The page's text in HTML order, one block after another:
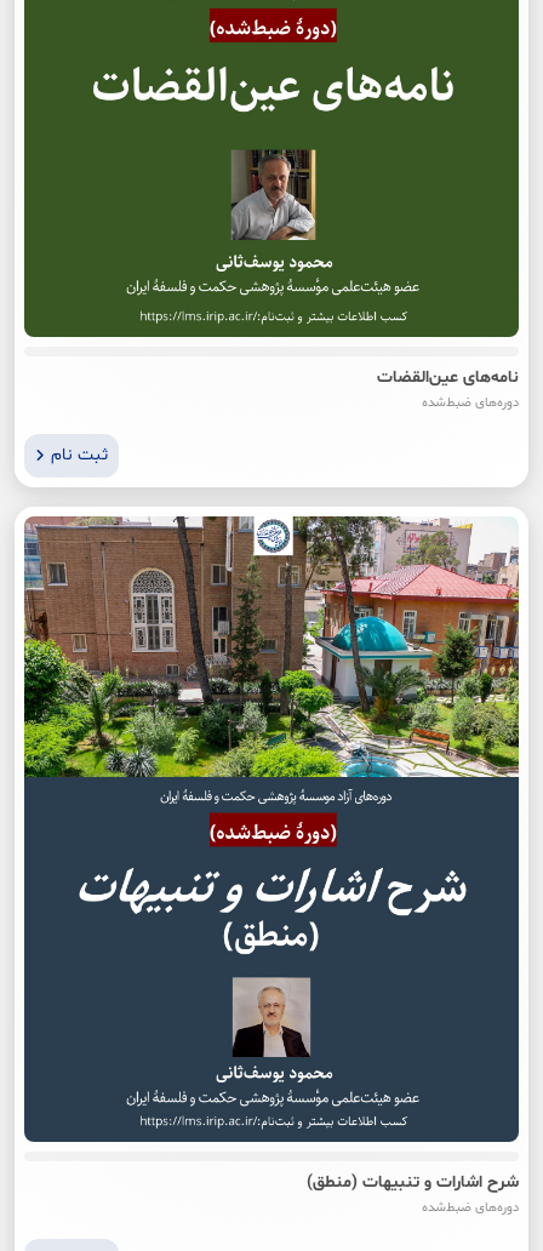
نامه‌های عین‌القضات
دوره‌های ضبط‌شده
ثبت نام
شرح اشارات و تنبیهات (منطق)
دوره‌های ضبط‌شده